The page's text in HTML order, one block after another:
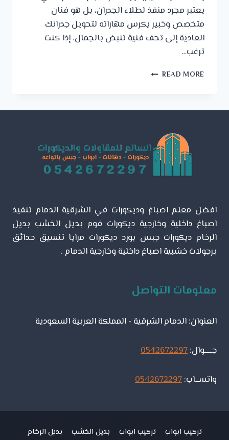
يعتبر مجرد منفذ لطلاء الجدران، بل هو فنان
متخصص وخبير يكرس مهاراته لتحويل جدرانك
العادية إلى تحف فنية تنبض بالجمال. إذا كنت
ترغب…
READ MOREمعلم
جدران
الخبر
–
افضل
افضل معلم اصباغ وديكورات في الشرقية الدمام تنفيذ
اصباغ داخلية وخارجية ديكورات فوم بديل الخشب بديل
الرخام ديكورات جبس بورد ديكورات مرايا تنسيق حدائق
برجولات خشبية اصباغ داخلية وخارجية الدمام .
معلومات التواصل
العنوان: الدمام الشرقية - المملكة العربية السعودية
جـــــوال:0542672297
واتســاب:0542672297
تركيب ابواب تركيب ابواب بديل الخشب بديل الرخام